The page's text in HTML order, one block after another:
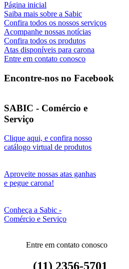
Página inicial
Saiba mais sobre a Sabic
Confira todos os nossos serviços
Acompanhe nossas notícias
Confira todos os produtos
Atas disponíveis para carona
Entre em contato conosco
Encontre-nos no Facebook
SABIC - Comércio e
Serviço
Clique aqui, e confira nosso
catálogo virtual de produtos
Aproveite nossas atas ganhas
e pegue carona!
Conheça a Sabic -
Comércio e Serviço
Entre em contato conosco
(11) 2356-5701